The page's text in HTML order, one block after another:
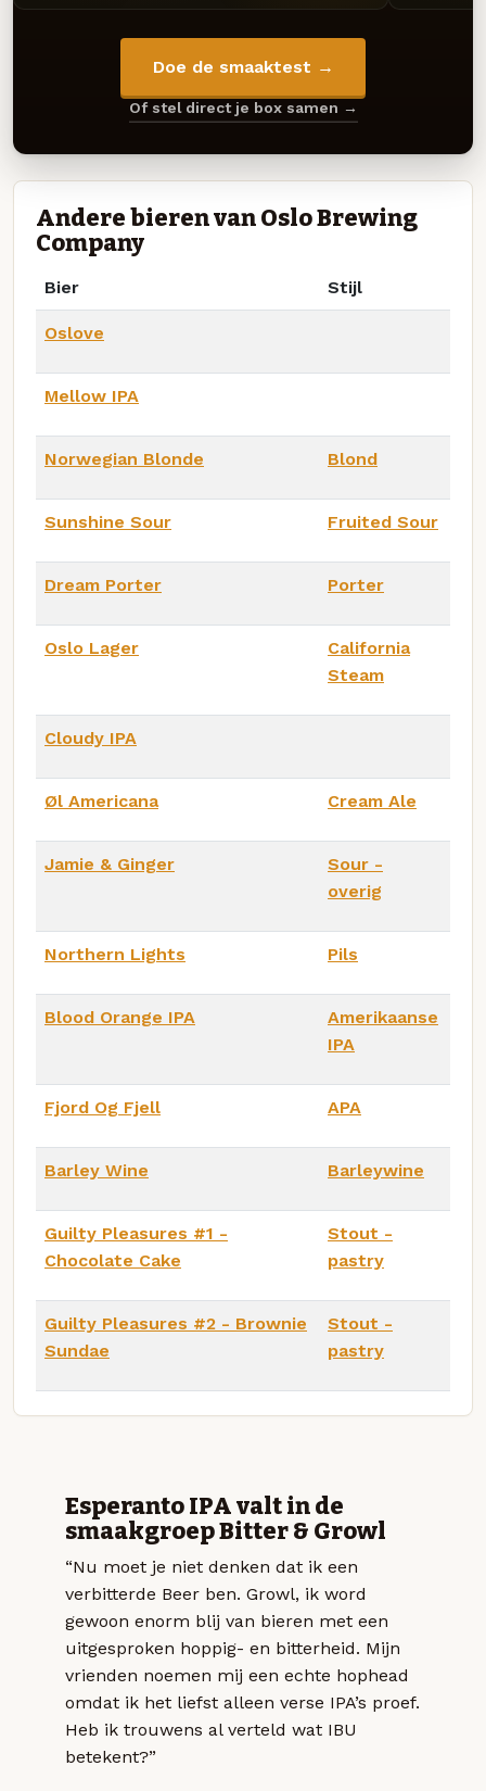
Doe de smaaktest →
Of stel direct je box samen →
Andere bieren van Oslo Brewing
Company
Bier Stijl
Oslove
Mellow IPA
Norwegian Blonde Blond
Sunshine Sour Fruited Sour
Dream Porter Porter
Oslo Lager
California
Steam
Cloudy IPA
Øl Americana Cream Ale
Jamie & Ginger
Sour -
overig
Northern Lights Pils
Blood Orange IPA
Amerikaanse
IPA
Fjord Og Fjell APA
Barley Wine Barleywine
Guilty Pleasures #1 -
Chocolate Cake
Stout -
pastry
Guilty Pleasures #2 - Brownie
Sundae
Stout -
pastry
Esperanto IPA valt in de
smaakgroep Bitter & Growl
“Nu moet je niet denken dat ik een
verbitterde Beer ben. Growl, ik word
gewoon enorm blij van bieren met een
uitgesproken hoppig- en bitterheid. Mijn
vrienden noemen mij een echte hophead
omdat ik het liefst alleen verse IPA’s proef.
Heb ik trouwens al verteld wat IBU
betekent?”